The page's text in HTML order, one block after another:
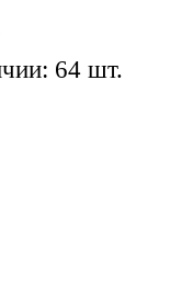
64 шт.